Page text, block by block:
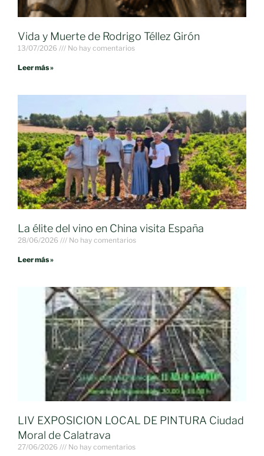
Vida y Muerte de Rodrigo Téllez Girón
13/07/2026 No hay comentarios
Leer más »
La élite del vino en China visita España
28/06/2026 No hay comentarios
Leer más »
LIV EXPOSICION LOCAL DE PINTURA Ciudad
Moral de Calatrava
27/06/2026 No hay comentarios